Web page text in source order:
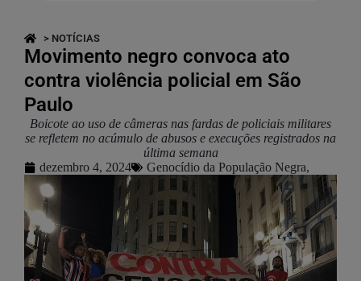
> NOTÍCIAS
Movimento negro convoca ato
contra violência policial em São
Paulo
Boicote ao uso de câmeras nas fardas de policiais militares
se refletem no acúmulo de abusos e execuções registrados na
última semana
dezembro 4, 2024
Genocídio da População Negra,